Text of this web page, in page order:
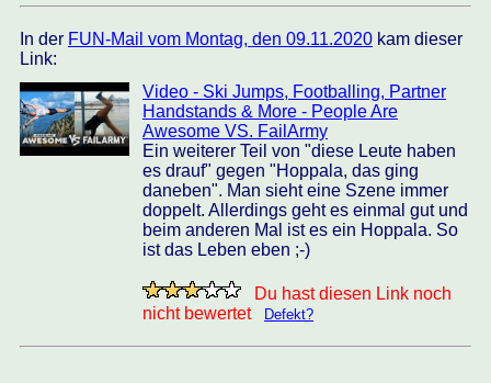
In der FUN-Mail vom Montag, den 09.11.2020 kam dieser
Link:
Video - Ski Jumps, Footballing, Partner
Handstands & More - People Are
Awesome VS. FailArmy
Ein weiterer Teil von "diese Leute haben
es drauf" gegen "Hoppala, das ging
daneben". Man sieht eine Szene immer
doppelt. Allerdings geht es einmal gut und
beim anderen Mal ist es ein Hoppala. So
ist das Leben eben ;-)
Du hast diesen Link noch
nicht bewertet
Defekt?